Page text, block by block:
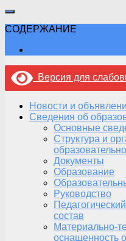
СОДЕРЖАНИЕ
Версия для
Новости и
Сведения об
Основные
Структура и
Документы
Образование
Руководство
состав
Материально-
оснащенность